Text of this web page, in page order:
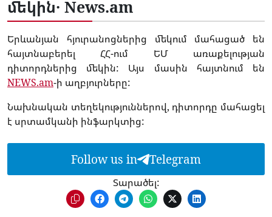
մեկին․ News.am
Երևանյան հյուրանոցներից մեկում մահացած են
հայտնաբերել ՀՀ-ում ԵՄ առաքելության
դիտորդներից մեկին: Այս մասին հայտնում են
NEWS.am-ի աղբյուրները:
Նախնական տեղեկություններով, դիտորդը մահացել
է սրտամկանի ինֆարկտից:
Follow us in Telegram
Տարածել: